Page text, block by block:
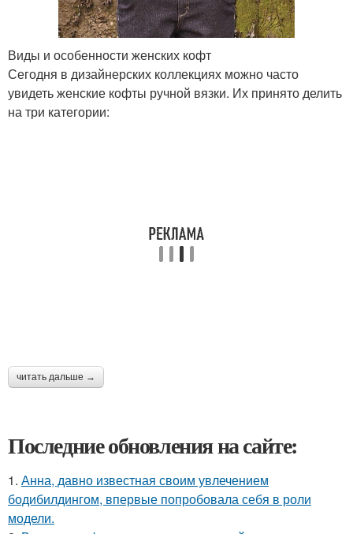
Виды и особенности женских кофт
Сегодня в дизайнерских коллекциях можно часто
увидеть женские кофты ручной вязки. Их принято делить
на три категории:
читать дальше →
Последние обновления на сайте:
1. Анна, давно известная своим увлечением
бодибилдингом, впервые попробовала себя в роли
модели.